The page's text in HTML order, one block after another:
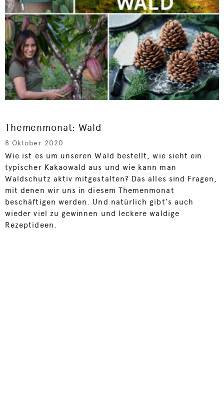
Themenmonat: Wald
8 Oktober 2020
Wie ist es um unseren Wald bestellt, wie sieht ein
typischer Kakaowald aus und wie kann man
Waldschutz aktiv mitgestalten? Das alles sind Fragen,
mit denen wir uns in diesem Themenmonat
beschäftigen werden. Und natürlich gibt's auch
wieder viel zu gewinnen und leckere waldige
Rezeptideen.